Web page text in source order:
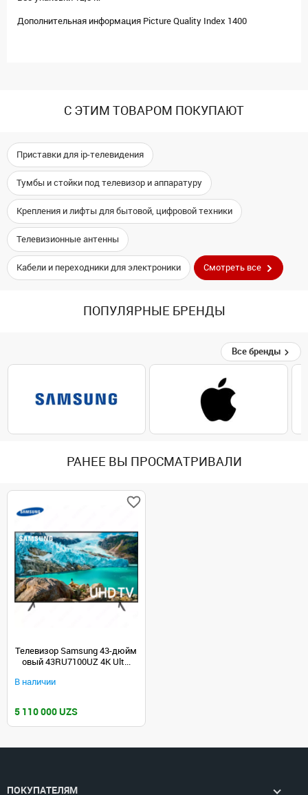
Дополнительная информация Picture Quality Index 1400
С ЭТИМ ТОВАРОМ ПОКУПАЮТ
Приставки для ip-телевидения
Тумбы и стойки под телевизор и аппаратуру
Крепления и лифты для бытовой, цифровой техники
Телевизионные антенны
Кабели и переходники для электроники Смотреть все
ПОПУЛЯРНЫЕ БРЕНДЫ
Все бренды
РАНЕЕ ВЫ ПРОСМАТРИВАЛИ
Телевизор Samsung 43-дюйм
овый 43RU7100UZ 4K Ult...
В наличии
5 110 000 UZS
ПОКУПАТЕЛЯМ